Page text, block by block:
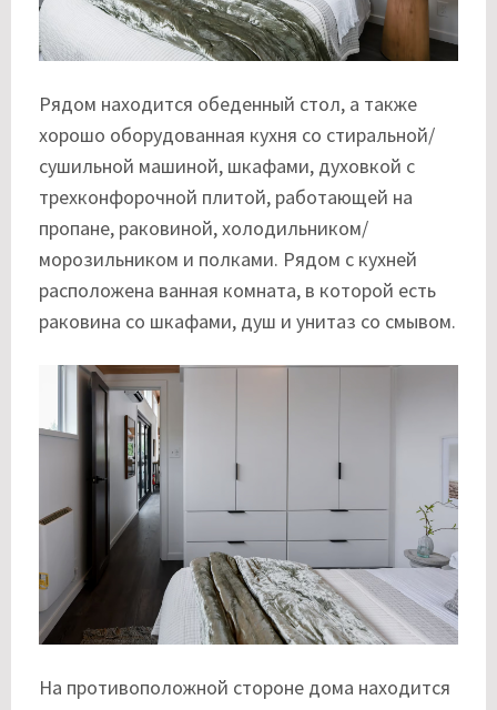
Рядом находится обеденный стол, а также
хорошо оборудованная кухня со стиральной/
сушильной машиной, шкафами, духовкой с
трехконфорочной плитой, работающей на
пропане, раковиной, холодильником/
морозильником и полками. Рядом с кухней
расположена ванная комната, в которой есть
раковина со шкафами, душ и унитаз со смывом.
На противоположной стороне дома находится